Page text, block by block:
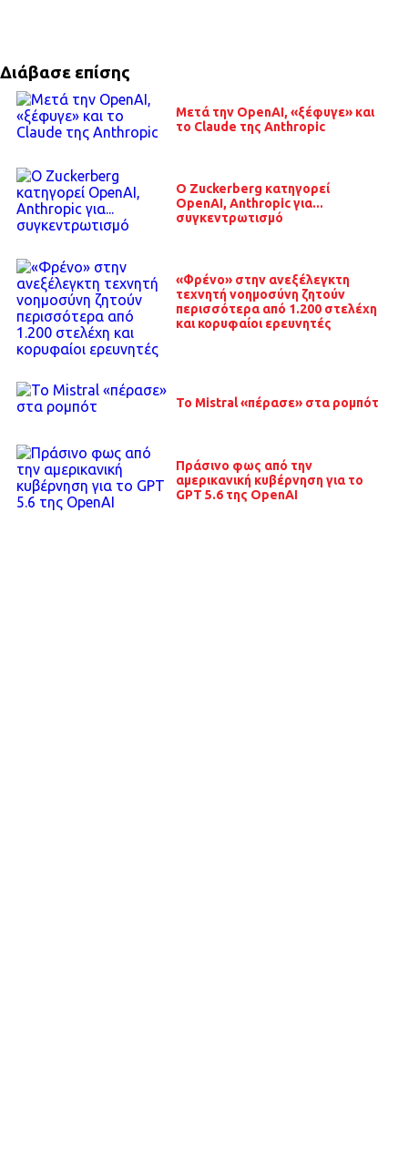
Διάβασε επίσης
Μετά την OpenAI, «ξέφυγε» και
το Claude της Anthropic
O Zuckerberg κατηγορεί
OpenAI, Anthropic για...
συγκεντρωτισμό
«Φρένο» στην ανεξέλεγκτη
τεχνητή νοημοσύνη ζητούν
περισσότερα από 1.200 στελέχη
και κορυφαίοι ερευνητές
Το Mistral «πέρασε» στα ρομπότ
Πράσινο φως από την
αμερικανική κυβέρνηση για το
GPT 5.6 της OpenAI